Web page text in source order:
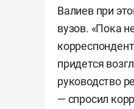
Валиев при
вузов. «Пока
придется
руководство
— спросил